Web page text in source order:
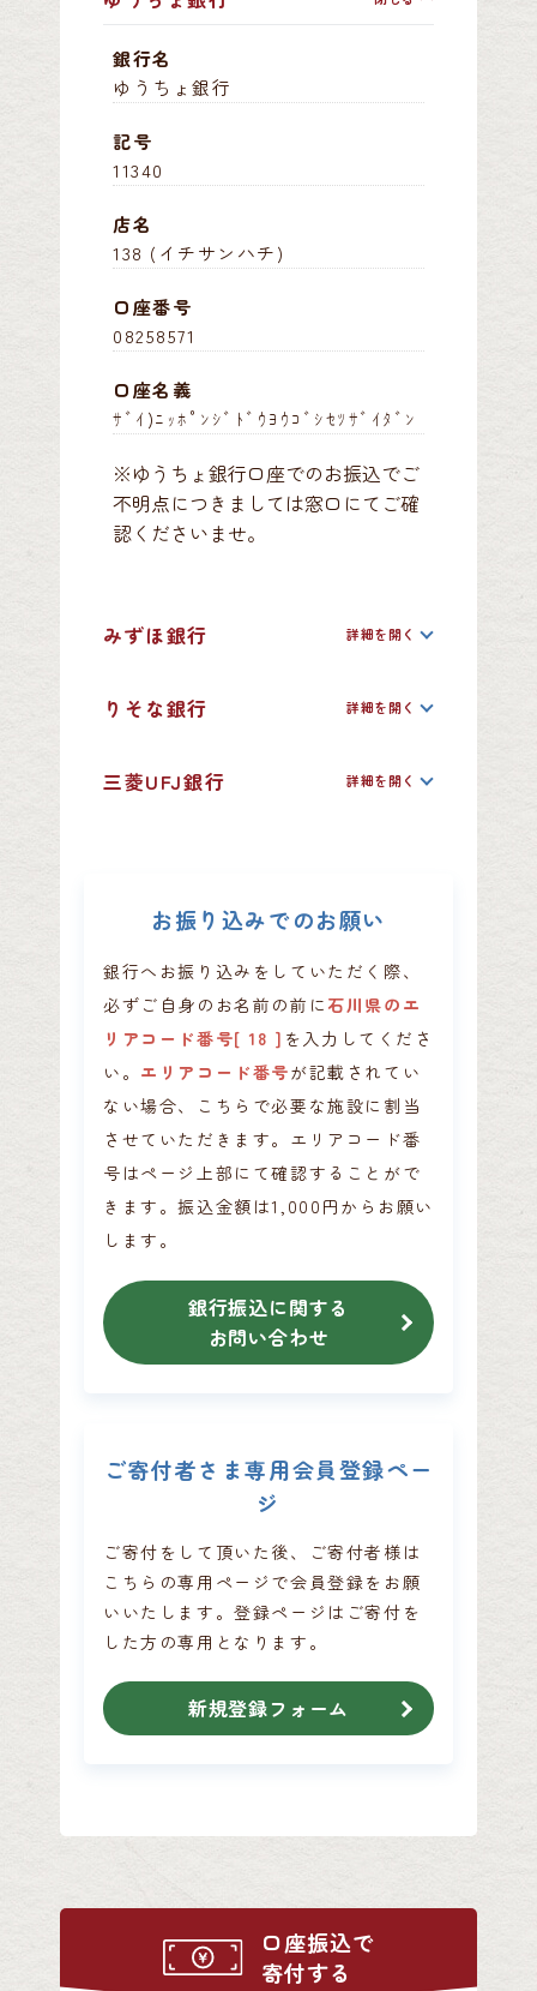
銀行名
ゆうちょ銀行
記号
11340
店名
138 (イチサンハチ)
口座番号
08258571
口座名義
ｻﾞｲ)ﾆｯﾎﾟﾝｼﾞﾄﾞｳﾖｳｺﾞｼｾﾂｻﾞｲﾀﾞﾝ
※ゆうちょ銀行口座でのお振込でご
不明点につきましては窓口にてご確
認くださいませ。
みずほ銀行
りそな銀行
三菱UFJ銀行
お振り込みでのお願い
銀行へお振り込みをしていただく際、
必ずご自身のお名前の前に 石川県のエ
リアコード番号[ 18 ] を入力してくださ
い。 エリアコード番号が記載されてい
ない場合、こちらで必要な施設に割当
させていただきます。 エリアコード番
号はページ上部にて確認することがで
きます。振込金額は1,000円からお願い
します。
銀行振込に関する
お問い合わせ
ご寄付者さま専用会員登録ペー
ジ
ご寄付をして頂いた後、ご寄付者様は
こちらの専用ページで会員登録をお願
いいたします。登録ページはご寄付を
した方の専用となります。
新規登録フォーム
口座振込で
寄付する